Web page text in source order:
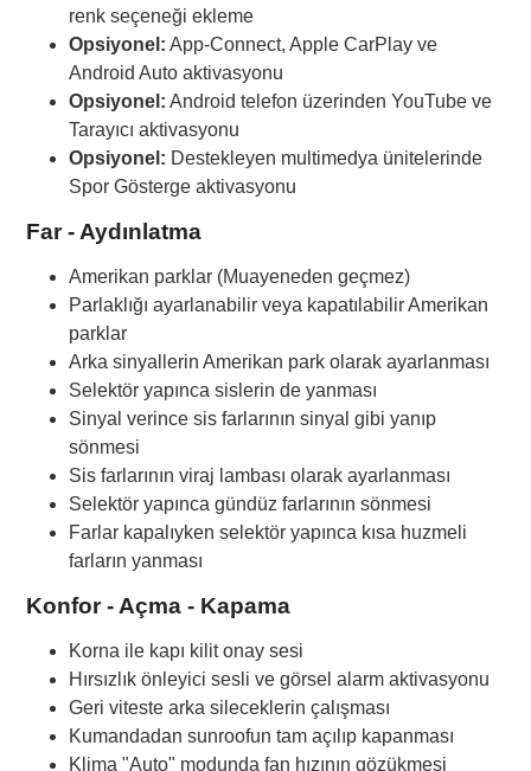
renk seçeneği ekleme
Opsiyonel: App-Connect, Apple CarPlay ve
Android Auto aktivasyonu
Opsiyonel: Android telefon üzerinden YouTube ve
Tarayıcı aktivasyonu
Opsiyonel: Destekleyen multimedya ünitelerinde
Spor Gösterge aktivasyonu
Far - Aydınlatma
Amerikan parklar (Muayeneden geçmez)
Parlaklığı ayarlanabilir veya kapatılabilir Amerikan
parklar
Arka sinyallerin Amerikan park olarak ayarlanması
Selektör yapınca sislerin de yanması
Sinyal verince sis farlarının sinyal gibi yanıp
sönmesi
Sis farlarının viraj lambası olarak ayarlanması
Selektör yapınca gündüz farlarının sönmesi
Farlar kapalıyken selektör yapınca kısa huzmeli
farların yanması
Konfor - Açma - Kapama
Korna ile kapı kilit onay sesi
Hırsızlık önleyici sesli ve görsel alarm aktivasyonu
Geri viteste arka sileceklerin çalışması
Kumandadan sunroofun tam açılıp kapanması
Klima "Auto" modunda fan hızının gözükmesi